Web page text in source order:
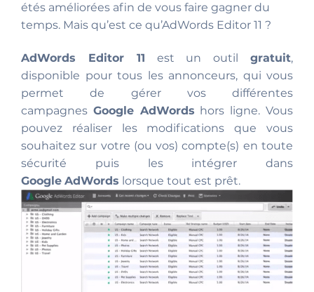
étés améliorées afin de vous faire gagner du
temps. Mais qu’est ce qu’AdWords Editor 11 ?
AdWords Editor 11 est un outilgratuit,
disponible pour tous les annonceurs, qui vous
permet de gérer vos différentes
campagnes Google AdWords hors ligne. Vous
pouvez réaliser les modifications que vous
souhaitez sur votre (ou vos) compte(s) en toute
sécurité puis les intégrer dans
Google AdWords lorsque tout est prêt.